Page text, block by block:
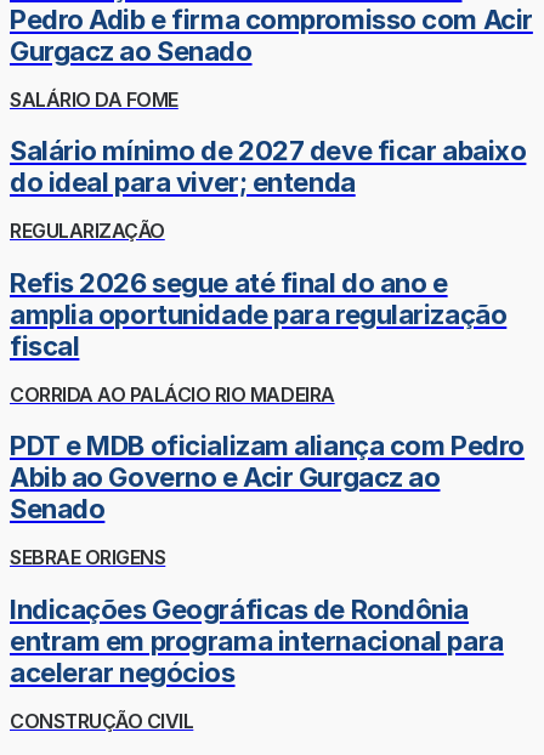
Pedro Adib e firma compromisso com Acir
Gurgacz ao Senado
SALÁRIO DA FOME
Salário mínimo de 2027 deve ficar abaixo
do ideal para viver; entenda
REGULARIZAÇÃO
Refis 2026 segue até final do ano e
amplia oportunidade para regularização
fiscal
CORRIDA AO PALÁCIO RIO MADEIRA
PDT e MDB oficializam aliança com Pedro
Abib ao Governo e Acir Gurgacz ao
Senado
SEBRAE ORIGENS
Indicações Geográficas de Rondônia
entram em programa internacional para
acelerar negócios
CONSTRUÇÃO CIVIL